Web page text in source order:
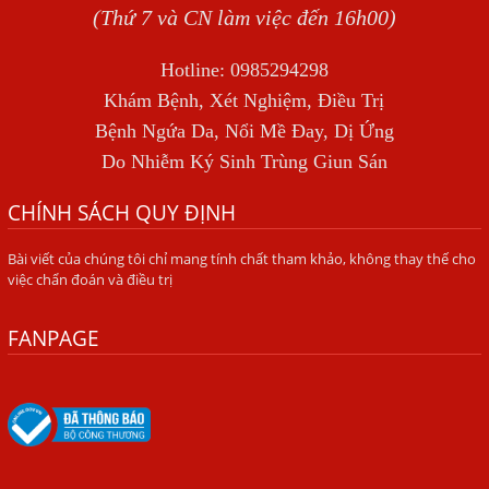
TỔNG QUAN VỀ NHIỄM GIUN LƯƠN
Đầu Hàng Vì Trị Nhiều Lần Không Khỏi
NHIỄM TRÙNG NÃO DO AMIP, VIÊM MÀNG NÃO DO AMIP
NGUYÊN PHÁT
Trị Bệnh Hôi Miệng Do Nhiễm Ký Sinh Trùng Giun Sán
Có Nên Quá Lo Lắng Khi Bị Ngứa Kéo Dài Do Nhiễm Giun
Đũa Chó Mèo?
Mẩn Ngứa Da Do Giun Sán Cách Phát Hiện Nhiễm Sán
Trong Máu Gây Ngứa
(Thứ 7 và CN làm việc đến 16h00)
Hotline: 0985294298
Khám Bệnh, Xét Nghiệm, Điều Trị
Bệnh Ngứa Da, Nổi Mề Đay, Dị Ứng
Do Nhiễm Ký Sinh Trùng Giun Sán
CHÍNH SÁCH QUY ĐỊNH
Bài viết của chúng tôi chỉ mang tính chất tham khảo, không thay thế cho
việc chẩn đoán và điều trị
FANPAGE